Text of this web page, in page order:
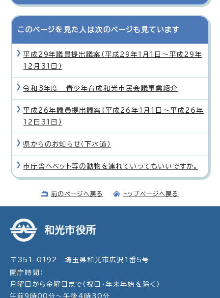
このページを見た人は次のページも見ています
平成29年議員提出議案（平成29年1月1日〜平成29年
12月31日）
令和3年度 青少年育成和光市民会議事業紹介
平成26年議員提出議案（平成26年1月1日〜平成26年
12日31日）
県からのお知らせ（下水道）
市庁舎へペット等の動物を連れていってもいいですか。
前のページへ戻る トップページへ戻る
和光市役所
〒351-0192 埼玉県和光市広沢1番5号
開庁時間：
月曜日から金曜日まで（祝日・年末年始を除く）
午前9時00分～午後4時30分